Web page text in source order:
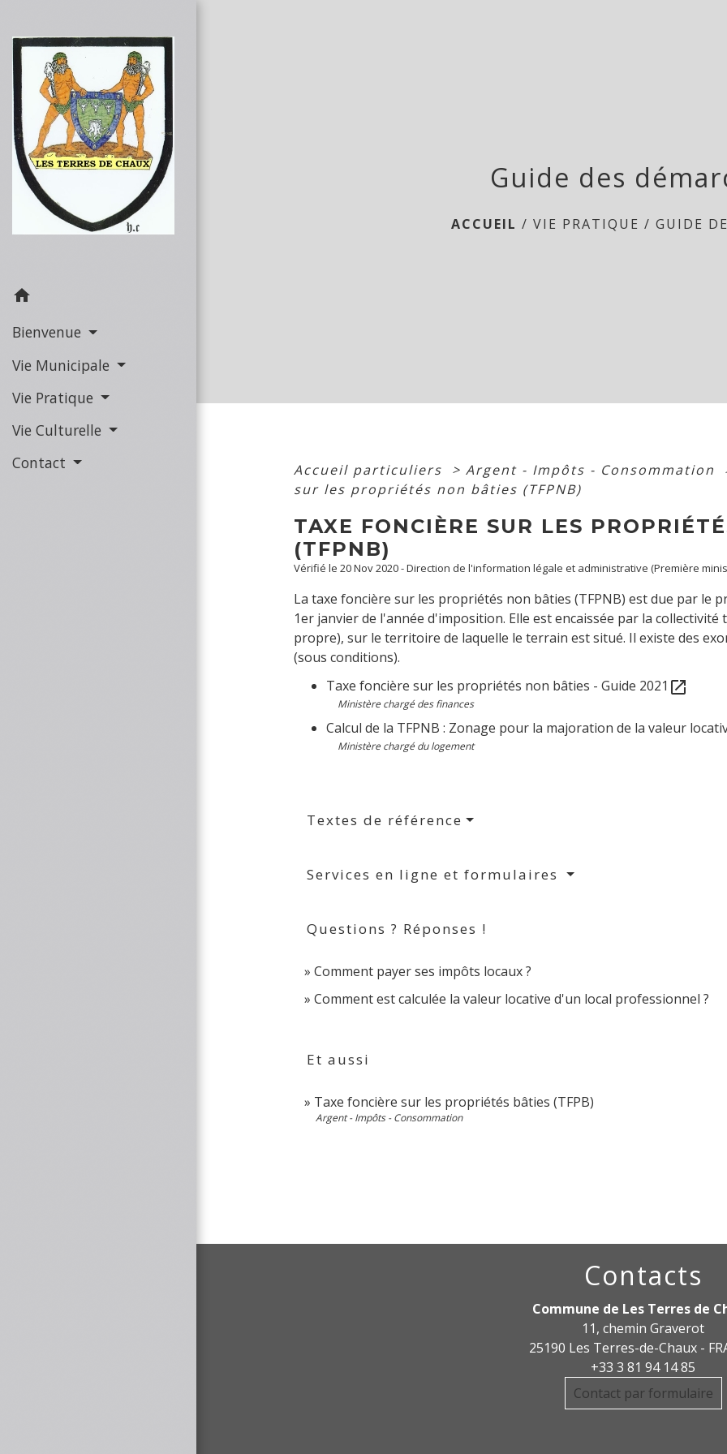
home
Bienvenue
Vie Municipale
Vie Pratique
Vie Culturelle
Contact
Guide des
ACCUEIL /VIE PRATIQUE /GUIDE
Accueil particuliers > Argent - Impôts - Consommation
sur les propriétés non bâties (TFPNB)
TAXE FONCIÈRE SUR LES
(TFPNB)
Vérifié le 20 Nov 2020 - Direction de l'information légale et administrative (Première
La taxe foncière sur les propriétés non bâties (TFPNB) est due par le
1erjanvier de l'année d'imposition. Elle est encaissée par la
propre), sur le territoire de laquelle le terrain est situé. Il existe des
(sous conditions).
Taxe foncière sur les propriétés non bâties - Guide 2021 open_in_new
Ministère chargé des finances
Calcul de la TFPNB : Zonage pour la majoration de la valeur
Ministère chargé du logement
Textes de référence
Services en ligne et formulaires
Questions ? Réponses !
Comment payer ses impôts locaux ?
Comment est calculée la valeur locative d'un local professionnel ?
Et aussi
Taxe foncière sur les propriétés bâties (TFPB)
Argent - Impôts - Consommation
Contacts
Commune de Les Terres de
11, chemin Graverot
25190 Les Terres-de-Chaux -
+33 3 81 94 14 85
Contact par formulaire